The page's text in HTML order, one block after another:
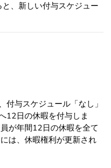
、新しい付与スケジュー
付与スケジュール「なし」
12日の休暇を付与しま
が年間12日の休暇を全て
は、休暇権利が更新され